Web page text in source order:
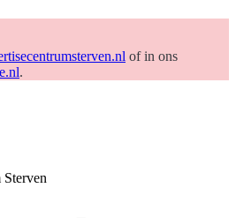
of in ons
.